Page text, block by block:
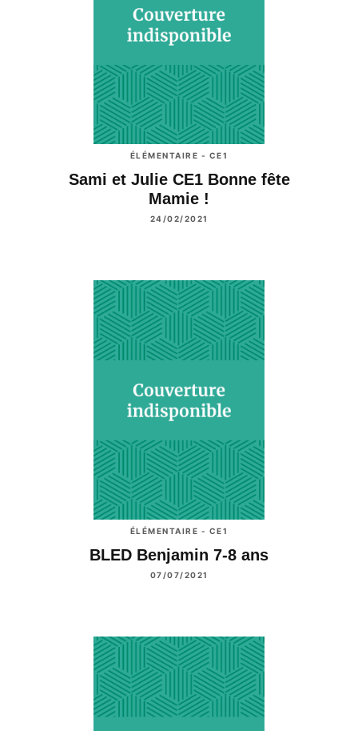
ÉLÉMENTAIRE - CE1
Sami et Julie CE1 Bonne fête
Mamie !
24/02/2021
ÉLÉMENTAIRE - CE1
BLED Benjamin 7-8 ans
07/07/2021